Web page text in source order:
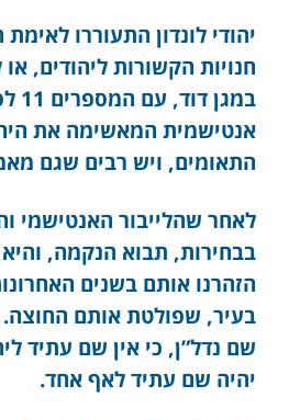
יהודי לונדון התעוררו
חנויות הקשורות ליהודים,
אנטישמית המאשימה את
התאומים, ויש רבים שגם
לאחר שהלייבור האנטישמי
בבחירות, תבוא הנקמה, והיא
הזהרנו אותם בשנים
בעיר, שפולטת אותם החוצה.
שם נדל”ן, כי אין שם עתיד
יהיה שם עתיד לאף אחד.